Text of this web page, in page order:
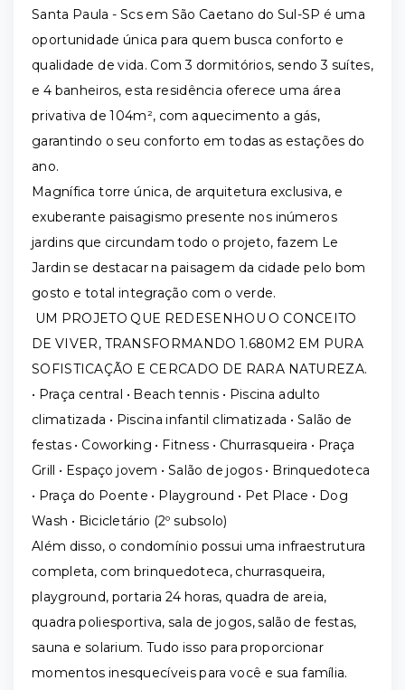
Santa Paula - Scs em São Caetano do Sul-SP é uma
oportunidade única para quem busca conforto e
qualidade de vida. Com 3 dormitórios, sendo 3 suítes,
e 4 banheiros, esta residência oferece uma área
privativa de 104m², com aquecimento a gás,
garantindo o seu conforto em todas as estações do
ano.
Magnífica torre única, de arquitetura exclusiva, e
exuberante paisagismo presente nos inúmeros
jardins que circundam todo o projeto, fazem Le
Jardin se destacar na paisagem da cidade pelo bom
gosto e total integração com o verde.
UM PROJETO QUE REDESENHOU O CONCEITO
DE VIVER, TRANSFORMANDO 1.680M2 EM PURA
SOFISTICAÇÃO E CERCADO DE RARA NATUREZA.
• Praça central • Beach tennis • Piscina adulto
climatizada • Piscina infantil climatizada • Salão de
festas • Coworking • Fitness • Churrasqueira • Praça
Grill • Espaço jovem • Salão de jogos • Brinquedoteca
• Praça do Poente • Playground • Pet Place • Dog
Wash • Bicicletário (2º subsolo)
Além disso, o condomínio possui uma infraestrutura
completa, com brinquedoteca, churrasqueira,
playground, portaria 24 horas, quadra de areia,
quadra poliesportiva, sala de jogos, salão de festas,
sauna e solarium. Tudo isso para proporcionar
momentos inesquecíveis para você e sua família.